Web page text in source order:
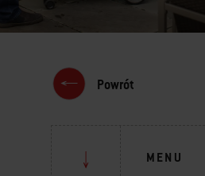
Powrót
MENU